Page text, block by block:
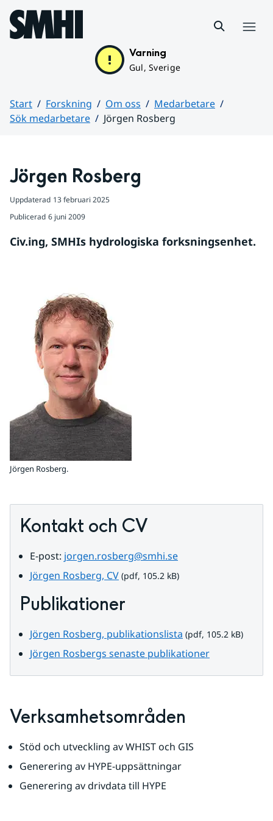
Hoppa till sidans innehåll
Varning
Gul, Sverige
Start Forskning Om oss
Medarbetare
Sök medarbetare
Jörgen Rosberg
Jörgen Rosberg
Uppdaterad 13 februari 2025
Publicerad 6 juni 2009
Civ.ing, SMHIs hydrologiska forksningsenhet.
Jörgen Rosberg.
Kontakt och CV
E-post: jorgen.rosberg@smhi.se
Jörgen Rosberg, CVpdf, 105.2 kB.
(pdf, 105.2 kB)
Publikationer
Jörgen Rosberg, publikationslista pdf, 105.2 kB.
(pdf, 105.2 kB)
Jörgen Rosbergs senaste publikationer
Verksamhetsområden
Stöd och utveckling av WHIST och GIS
Generering av HYPE-uppsättningar
Generering av drivdata till HYPE